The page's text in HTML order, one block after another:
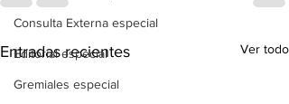
Consulta Externa especial
Editorial especial
Gremiales especial
Entradas recientes Ver todo